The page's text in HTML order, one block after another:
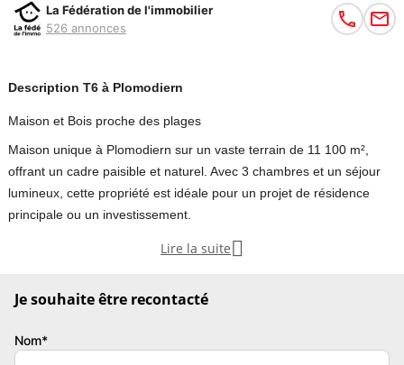
La Fédération de l'immobilier
526 annonces
Description T6 à Plomodiern
Maison et Bois proche des plages
Maison unique à Plomodiern sur un vaste terrain de 11 100 m²,
offrant un cadre paisible et naturel. Avec 3 chambres et un séjour
lumineux, cette propriété est idéale pour un projet de résidence
principale ou un investissement.
120 m² sur un terrain de 11 100 m² offre une opportunité rare à
Idéale pour un investisseur cherchant un bien à fort potentiel dans
Lire la suite 
Je souhaite être recontacté
Nom*